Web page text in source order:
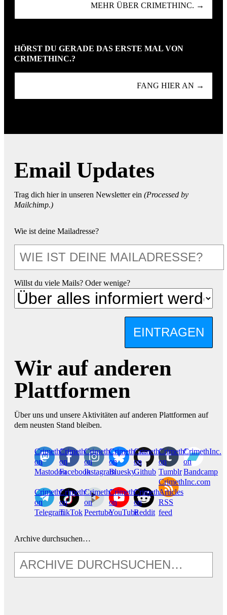
MEHR ÜBER CRIMETHINC. →
HÖRST DU GERADE DAS ERSTE MAL VON
CRIMETHINC.?
FANG HIER AN →
Email Updates
Trag dich hier in unseren Newsletter ein (Processed by
Mailchimp.)
Wie ist deine Mailadresse?
Willst du viele Mails? Oder wenige?
EINTRAGEN
Wir auf anderen
Plattformen
Über uns und unsere Aktivitäten auf anderen Plattformen auf
dem neusten Stand bleiben.
CrimethInc.
on
Mastodon
Crimethinc.
on
Facebook
Crimethinc.
on
Instagram
Crimethinc.
on
Bluesky
CrimethInc.
on
Github
CrimethInc.
on
Tumblr
CrimethInc.
on
Bandcamp
CrimethInc.
on
Telegram
Crimethinc.
on
TikTok
CrimethInc.
on
Peertube
CrimethInc.
on
YouTube
CrimethInc.
on
Reddit
CrimethInc.com
Articles
RSS
feed
Archive durchsuchen…